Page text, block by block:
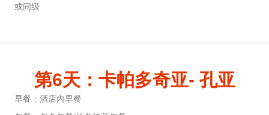
或同级
第6天：卡帕多奇亚- 孔亚
早餐：酒店內早餐